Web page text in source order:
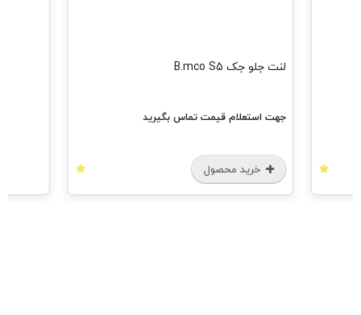
لنت جلو جک B.mco S5
جهت استعلام قیمت تماس بگیرید
خرید محصول